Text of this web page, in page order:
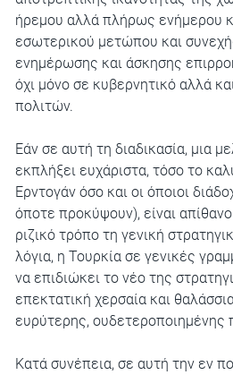
ήρεμου αλλά πλήρως ενήμερου
εσωτερικού μετώπου και
ενημέρωσης και άσκησης
όχι μόνο σε κυβερνητικό αλλά
πολιτών.
Εάν σε αυτή τη διαδικασία, μια
εκπλήξει ευχάριστα, τόσο το
Ερντογάν όσο και οι όποιοι
όποτε προκύψουν), είναι
ριζικό τρόπο τη γενική
λόγια, η Τουρκία σε γενικές
να επιδιώκει το νέο της
επεκτατική χερσαία και
ευρύτερης, ουδετεροποιημένης
Κατά συνέπεια, σε αυτή την εν